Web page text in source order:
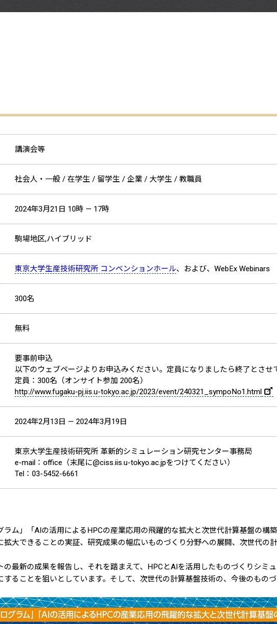
講演会等
社会人・一般 / 在学生 / 留学生 / 企業 / 大学生 / 教職員
2024年3月21日 10時 — 17時
駒場地区,ハイブリッド
東京大学生産技術研究所 コンベンションホール、および、WebEx Webinars
300名
無料
要事前申込
以下のウェブページよりお申込みください。定員になりましたら終了とさせ
定員：300名（オンサイト参加 200名）
http://www.fugaku-pj.iis.u-tokyo.ac.jp/2023/event/240321_sympoNo1.html
2024年2月13日 — 2024年3月19日
東京大学生産技術研究所 革新的シミュレーション研究センター事務局
e-mail：office（末尾に@ciss.iis.u-tokyo.ac.jpをつけてください）
Tel：03-5452-6661
ム」「AIの活用によるHPCの産業応用の飛躍的な拡大と次世代計算基盤の構
大できることの実証、研究成果の幅広いものづくり分野への展開、次世代の
最新の成果を報告し、それを踏まえて、HPCとAIを活用したものづくりシミ
ることを狙いとしています。そして、次世代の計算基盤技術の、今後のもの